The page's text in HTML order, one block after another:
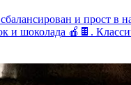
и прост в
и шоколада 🍎🍫.